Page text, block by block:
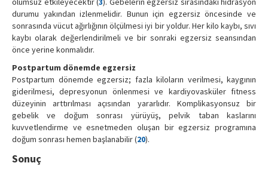
durumu yakından izlenmelidir. Bunun için egzersiz öncesinde ve
sonrasında vücut ağırlığının ölçülmesi iyi bir yoldur. Her kilo kaybı, sıvı
kaybı olarak değerlendirilmeli ve bir sonraki egzersiz seansından
önce yerine konmalıdır.
Postpartum dönemde egzersiz
Postpartum dönemde egzersiz; fazla kiloların verilmesi, kaygının
giderilmesi, depresyonun önlenmesi ve kardiyovasküler fitness
düzeyinin arttırılması açısından yararlıdır. Komplikasyonsuz bir
gebelik ve doğum sonrası yürüyüş, pelvik taban kaslarını
kuvvetlendirme ve esnetmeden oluşan bir egzersiz programına
doğum sonrası hemen başlanabilir (20).
Sonuç